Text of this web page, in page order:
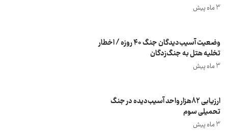
3 ماه پیش
وضعیت آسیب‌دیدگان جنگ ۴۰ روزه / اخطار
تخلیه هتل به جنگ‌زدگان
3 ماه پیش
ارزیابی 82هزار واحد آسیب‌دیده در جنگ
تحمیلی سوم
3 ماه پیش